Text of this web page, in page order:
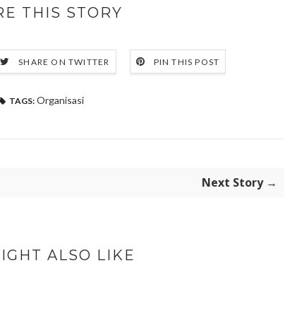
THIS STORY
SHARE ON TWITTER PIN THIS POST
TAGS: Organisasi
Next Story →
ALSO LIKE